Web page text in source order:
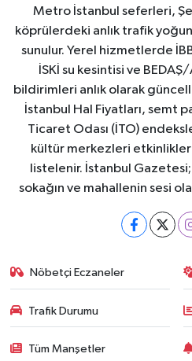
Metro İstanbul seferleri,
köprülerdeki anlık trafik
sunulur. Yerel hizmetlerde
İSKİ su kesintisi ve
bildirimleri anlık olarak
İstanbul Hal Fiyatları, semt
Ticaret Odası (İTO)
kültür merkezleri
listelenir. İstanbul
sokağın ve mahallenin sesi
Nöbetçi Eczaneler
Trafik Durumu
Tüm Manşetler